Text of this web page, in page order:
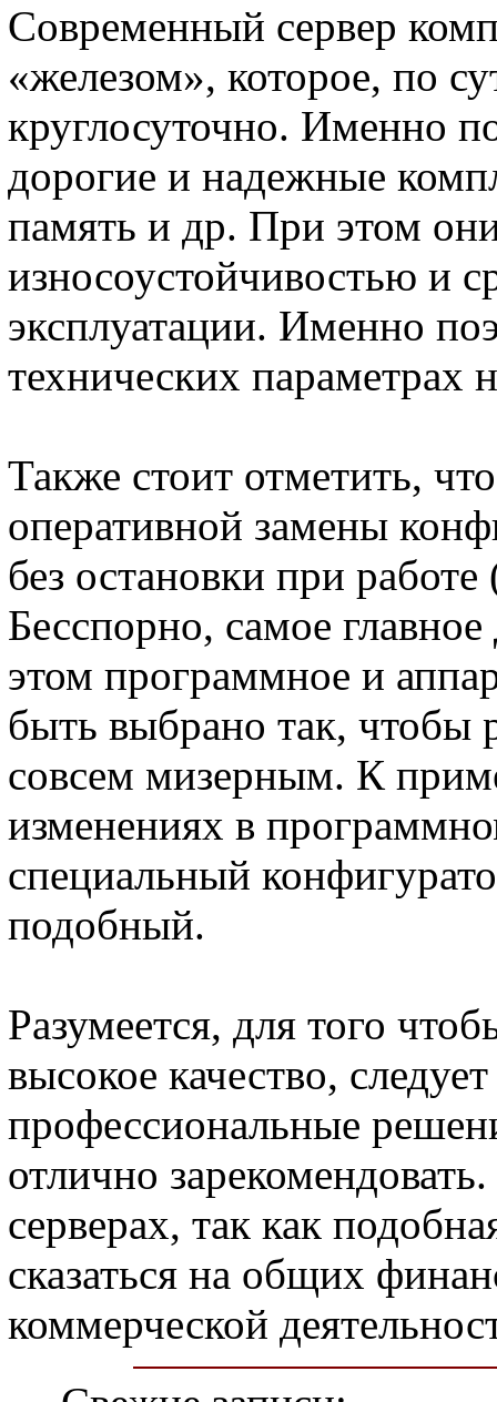
Современный сервер
«железом», которое, по
круглосуточно. Именно
дорогие и надежные
память и др. При этом
износоустойчивостью и
эксплуатации. Именно
технических параметрах
Также стоит отметить,
оперативной замены
без остановки при
Бесспорно, самое
этом программное и
быть выбрано так, чтобы
совсем мизерным. К
изменениях в
специальный
подобный.
Разумеется, для того
высокое качество,
профессиональные
отлично
серверах, так как
сказаться на общих
коммерческой